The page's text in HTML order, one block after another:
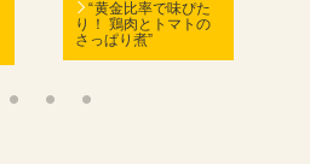
“黄金比率で味ぴた
り！ 鶏肉とトマトの
さっぱり煮”